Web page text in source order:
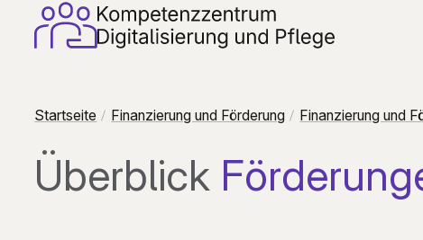
Startseite Finanzierung und Förderung Finanzierung und
Überblick